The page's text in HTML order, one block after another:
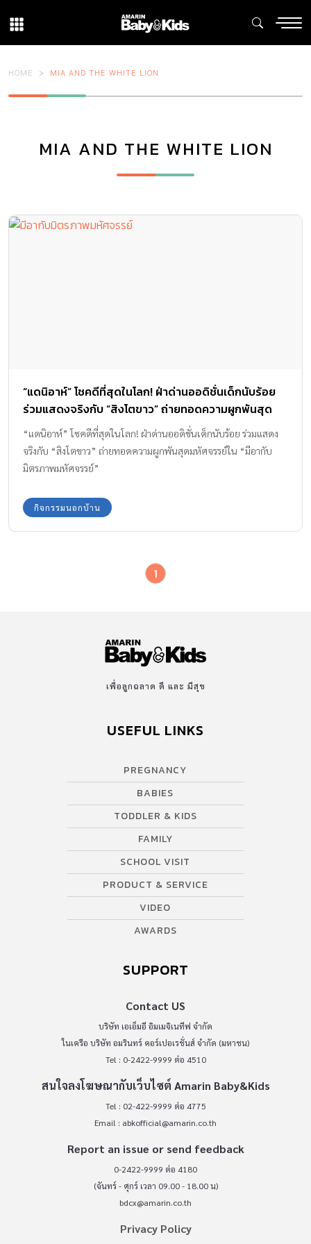
HOME MIA AND THE WHITE LION
MIA AND THE WHITE LION
“แดนิอาห์” โชคดีที่สุดในโลก! ฝ่าด่านออดิชั่นเด็กนับร้อย
ร่วมแสดงจริงกับ “สิงโตขาว” ถ่ายทอดความผูกพันสุด
มหัศจรรย์ใน “มีอากับมิตรภาพมหัศจรรย์”
“แดนิอาห์” โชคดีที่สุดในโลก! ฝ่าด่านออดิชั่นเด็กนับร้อย ร่วมแสดง
จริงกับ “สิงโตขาว” ถ่ายทอดความผูกพันสุดมหัศจรรย์ใน “มีอากับ
มิตรภาพมหัศจรรย์”
กิจกรรมนอกบ้าน
1
เพื่อลูกฉลาด ดี และ มีสุข
USEFUL LINKS
PREGNANCY
BABIES
TODDLER & KIDS
FAMILY
SCHOOL VISIT
PRODUCT & SERVICE
VIDEO
AWARDS
SUPPORT
Contact US
บริษัท เอเอ็มอี อิมเมจิเนทีฟ จำกัด
ในเครือ บริษัท อมรินทร์ คอร์เปอเรชั่นส์ จำกัด (มหาชน)
Tel : 0-2422-9999 ต่อ 4510
สนใจลงโฆษณากับเว็บไซต์ Amarin Baby&Kids
Tel : 02-422-9999 ต่อ 4775
Email : abkofficial@amarin.co.th
Report an issue or send feedback
0-2422-9999 ต่อ 4180
(จันทร์ - ศุกร์ เวลา 09.00 - 18.00 น)
bdcx@amarin.co.th
Privacy Policy